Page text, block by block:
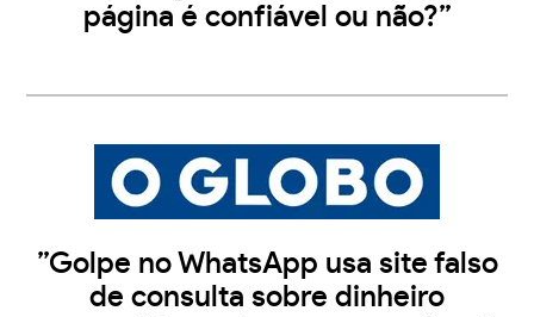
página é confiável ou não?”
”Golpe no WhatsApp usa site falso
de consulta sobre dinheiro